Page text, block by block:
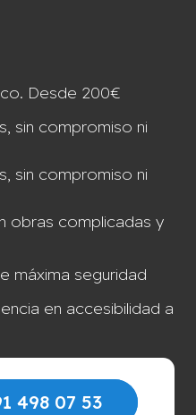
Desde 200€
sin compromiso ni
sin compromiso ni
obras complicadas y
máxima seguridad
en accesibilidad a
498 07 53